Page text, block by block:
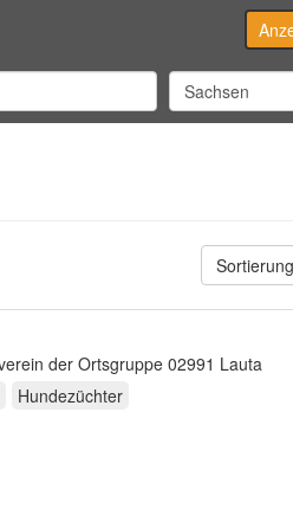
der Ortsgruppe 02991 Lauta
Hundezüchter